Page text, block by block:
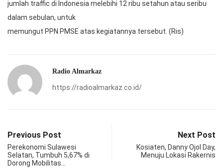
jumlah traffic di Indonesia melebihi 12 ribu setahun atau seribu
dalam sebulan, untuk
memungut PPN PMSE atas kegiatannya tersebut. (Ris)
Radio Almarkaz
https://radioalmarkaz.co.id/
Previous Post
Perekonomi Sulawesi
Selatan, Tumbuh 5,67% di
Dorong Mobilitas…
Next Post
Kosiaten, Danny Ojol Day,
Menuju Lokasi Rakernis